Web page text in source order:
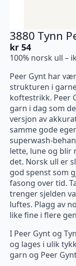
3880 Tynn
kr 54
100% norsk ull –
Peer Gynt har
strukturen i
koftestrikk. Peer
garn i dag som
versjon av
samme gode
superwash-
lette, lune og blir
det. Norsk ull er
god spenst som
fasong over tid.
trenger sjelden
luftes. Plagg av
like fine i flere
I Peer Gynt og
og lages i ulik
garn og Peer